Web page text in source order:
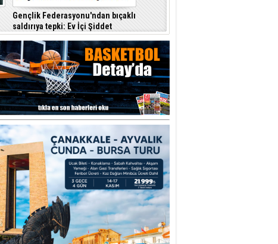
Gençlik Federasyonu'ndan bıçaklı
saldırıya tepki: Ev İçi Şiddet
Yasası hayata geçirilmeli